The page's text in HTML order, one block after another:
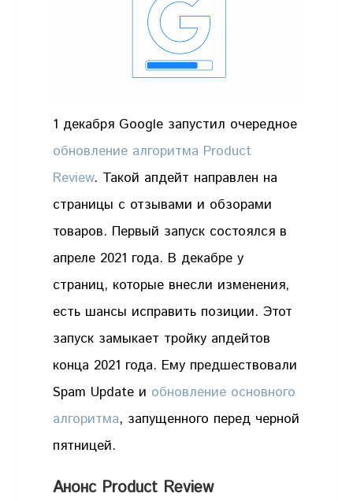
1 декабря Google запустил очередное
обновление алгоритма Product
Review. Такой апдейт направлен на
страницы с отзывами и обзорами
товаров. Первый запуск состоялся в
апреле 2021 года. В декабре у
страниц, которые внесли изменения,
есть шансы исправить позиции. Этот
запуск замыкает тройку апдейтов
конца 2021 года. Ему предшествовали
Spam Update и обновление основного
алгоритма, запущенного перед черной
пятницей.
Анонс Product Review